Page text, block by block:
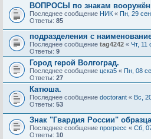
ВОПРОСЫ по знакам
Последнее сообщение НИК « Пн, 29
Ответы: 85
подразделения с
Последнее сообщение tag4242 « Чт, 11
Ответы: 9
Город герой Волгоград.
Последнее сообщение цска5 « Пн, 08
Ответы: 27
Катюша.
Последнее сообщение doctorant « Вс,
Ответы: 53
Знак "Гвардия России"
Последнее сообщение прогресс « Сб,
Ответы: 10